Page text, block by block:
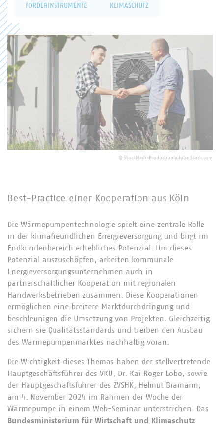
FÖRDERINSTRUMENTE KLIMASCHUTZ
© StockMediaProduction/adobe.Stock.com
Best-Practice einer Kooperation aus Köln
Die Wärmepumpentechnologie spielt eine zentrale Rolle
in der klimafreundlichen Energieversorgung und birgt im
Endkundenbereich erhebliches Potenzial. Um dieses
Potenzial auszuschöpfen, arbeiten kommunale
Energieversorgungsunternehmen auch in
partnerschaftlicher Kooperation mit regionalen
Handwerksbetrieben zusammen. Diese Kooperationen
ermöglichen eine breitere Marktdurchdringung und
beschleunigen die Umsetzung von Projekten. Gleichzeitig
sichern sie Qualitätsstandards und treiben den Ausbau
des Wärmepumpenmarktes nachhaltig voran.
Die Wichtigkeit dieses Themas haben der stellvertretende
Hauptgeschäftsführer des VKU, Dr. Kai Roger Lobo, sowie
der Hauptgeschäftsführer des ZVSHK, Helmut Bramann,
am 4. November 2024 im Rahmen der Woche der
Wärmepumpe in einem Web-Seminar unterstrichen. Das
Bundesministerium für Wirtschaft und Klimaschutz